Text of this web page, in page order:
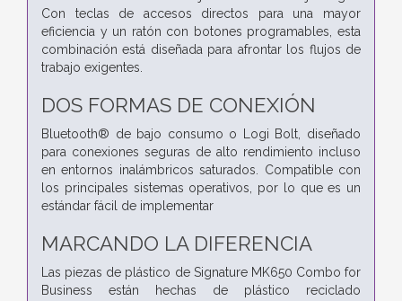
Con teclas de accesos directos para una mayor
eficiencia y un ratón con botones programables, esta
combinación está diseñada para afrontar los flujos de
trabajo exigentes.
DOS FORMAS DE CONEXIÓN
Bluetooth® de bajo consumo o Logi Bolt, diseñado
para conexiones seguras de alto rendimiento incluso
en entornos inalámbricos saturados. Compatible con
los principales sistemas operativos, por lo que es un
estándar fácil de implementar
MARCANDO LA DIFERENCIA
Las piezas de plástico de Signature MK650 Combo for
Business están hechas de plástico reciclado